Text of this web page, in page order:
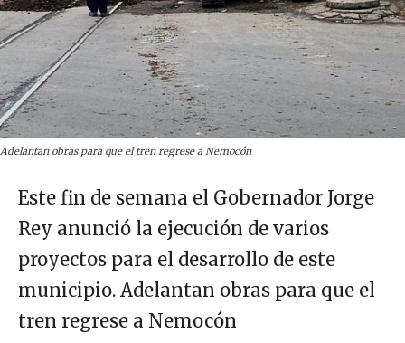
Adelantan obras para que el tren regrese a Nemocón
Este fin de semana el Gobernador Jorge
Rey anunció la ejecución de varios
proyectos para el desarrollo de este
municipio. Adelantan obras para que el
tren regrese a Nemocón